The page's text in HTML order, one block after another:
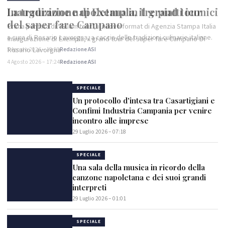
Inaugurazione di Exempla, il grand tour
del saper fare Campano
Inaugurazione di Exempla, il grand tour del saper fare Campano Di
Rosario Lavorgna
4 Agosto 2026 – 17:24Redazione ASI
SPECIALE
Un protocollo d'intesa tra Casartigiani e
Confimi Industria Campania per venire
incontro alle imprese
29 Luglio 2026 – 07:18
SPECIALE
Una sala della musica in ricordo della
canzone napoletana e dei suoi grandi
interpreti
29 Luglio 2026 – 01:01
SPECIALE